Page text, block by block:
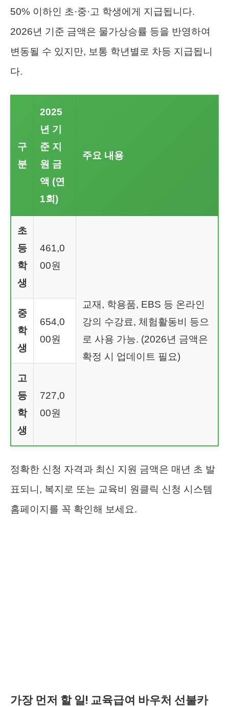
50% 이하인 초·중·고 학생에게 지급됩니다.
2026년 기준 금액은 물가상승률 등을 반영하여
변동될 수 있지만, 보통 학년별로 차등 지급됩니
다.
구
분
2025
년 기
준 지
원 금
액 (연
1회)
주요 내용
초
등
학
생
461,0
00원
교재, 학용품, EBS 등 온라인
강의 수강료, 체험활동비 등으
로 사용 가능. (2026년 금액은
확정 시 업데이트 필요)
중
학
생
654,0
00원
고
등
학
생
727,0
00원
정확한 신청 자격과 최신 지원 금액은 매년 초 발
표되니, 복지로 또는 교육비 원클릭 신청 시스템
홈페이지를 꼭 확인해 보세요.
가장 먼저 할 일! 교육급여 바우처 선불카